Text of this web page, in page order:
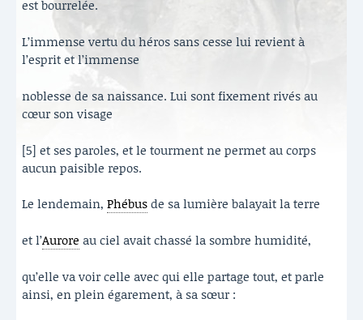
est bourrelée.
L’immense vertu du héros sans cesse lui revient à
l’esprit et l’immense
noblesse de sa naissance. Lui sont fixement rivés au
cœur son visage
[5] et ses paroles, et le tourment ne permet au corps
aucun paisible repos.
Le lendemain, Phébusde sa lumière balayait la terre
et l’Aurore au ciel avait chassé la sombre humidité,
qu’elle va voir celle avec qui elle partage tout, et parle
ainsi, en plein égarement, à sa sœur :